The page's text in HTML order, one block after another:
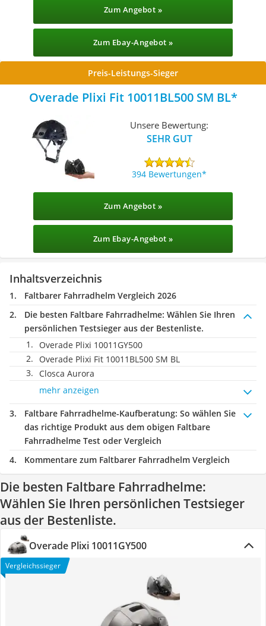
Zum Angebot »
Zum Ebay-Angebot »
Preis-Leistungs-Sieger
Overade Plixi Fit 10011BL500 SM BL
Unsere Bewertung:
SEHR GUT
394 Bewertungen
Zum Angebot »
Zum Ebay-Angebot »
Inhaltsverzeichnis
Faltbarer Fahrradhelm Vergleich 2026
Die besten Faltbare Fahrradhelme: Wählen Sie Ihren
persönlichen Testsieger aus der Bestenliste.
Overade Plixi 10011GY500
Overade Plixi Fit 10011BL500 SM BL
Closca Aurora
mehr anzeigen
Faltbare Fahrradhelme-Kaufberatung: So wählen Sie
das richtige Produkt aus dem obigen Faltbare
Fahrradhelme Test oder Vergleich
Kommentare zum Faltbarer Fahrradhelm Vergleich
Die besten Faltbare Fahrradhelme:
Wählen Sie Ihren persönlichen Testsieger
aus der Bestenliste.
Overade Plixi 10011GY500
Vergleichssieger